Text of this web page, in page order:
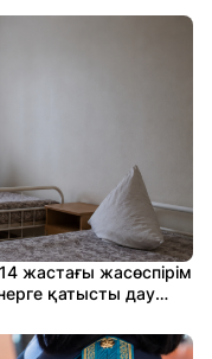
жастағы жасөспірім
қатысты дау